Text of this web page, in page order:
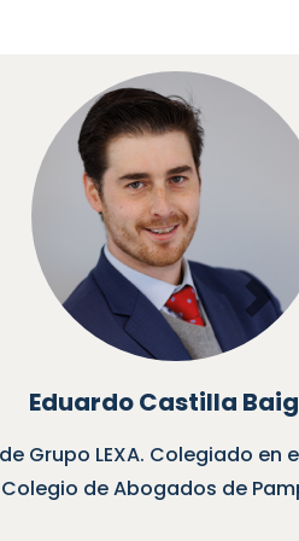
Baiget
Colegiado en el Muy Ilustre
de Pamplona